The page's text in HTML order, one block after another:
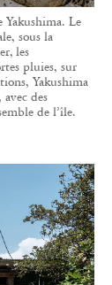
Le
sous la
les
pluies, sur
Yakushima
des
de l’île.